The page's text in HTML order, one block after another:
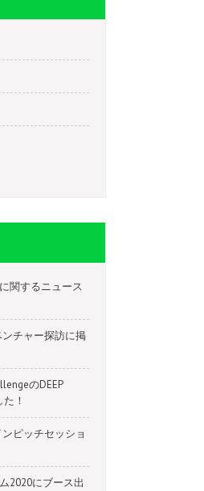
関するニュース
チャー探訪に掲
のDEEP
！
ンピッチセッショ
2020にブース出